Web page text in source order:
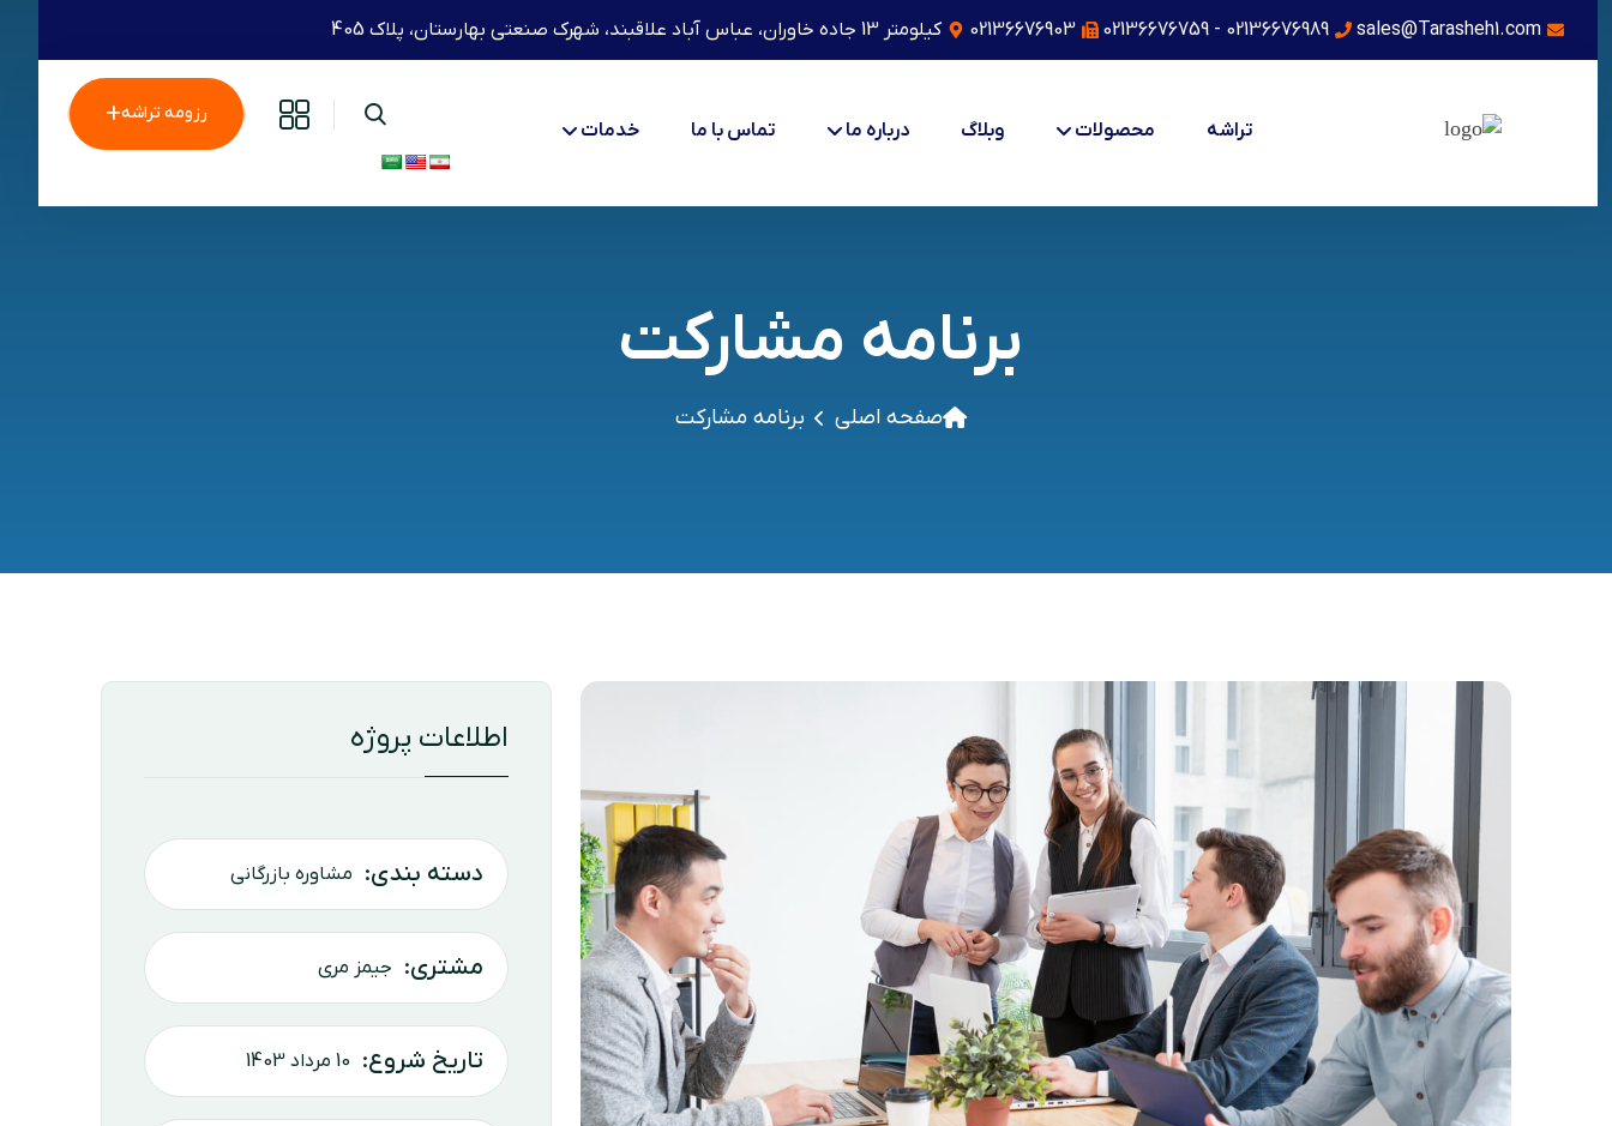
sales@Tarasheh1.com
02136676989 - 02136676759
02136676903 کیلومتر 13 جاده خاوران، عباس آباد علاقبند، شهرک صنعتی بهارستان، پلاک 405
تراشه محصولات وبلاگ درباره ما تماس با ما خدمات
رزومه تراشه
برنامه مشارکت
صفحه اصلی برنامه مشارکت
اطلاعات پروژه
دسته بندی: مشاوره بازرگانی
مشتری: جیمز مری
تاریخ شروع: 10 مرداد 1403